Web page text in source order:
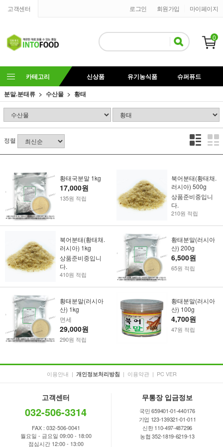
고객센터 마이페이지
회원가입
로그인
0
카테고리 신상품 유기농식품
슈퍼퓨드
분말.분태류
수산물 황태
정렬
황태국분말 1kg
17,000원
135원 적립
북어분태(황태채.
러시아) 500g
상품준비중입니
다.
210원 적립
북어분태(황태채.
러시아) 1kg
상품준비중입니
다.
410원 적립
황태분말(러시아
산) 200g
6,500원
65원 적립
황태분말(러시아
산) 1kg
면세
29,000원
290원 적립
황태분말(러시아
산) 100g
4,700원
47원 적립
이용안내 | 개인정보처리방침 | 이용약관 | PC VER
고객센터
032-506-3314
FAX : 032-506-0041
월요일 - 금요일 09:00 - 18:00
점심시간 12:00 - 13:00
무통장 입금정보
국민 659401-01-440176
기업 123-139321-01-011
신한 110-497-487296
농협 352-1819-6219-13